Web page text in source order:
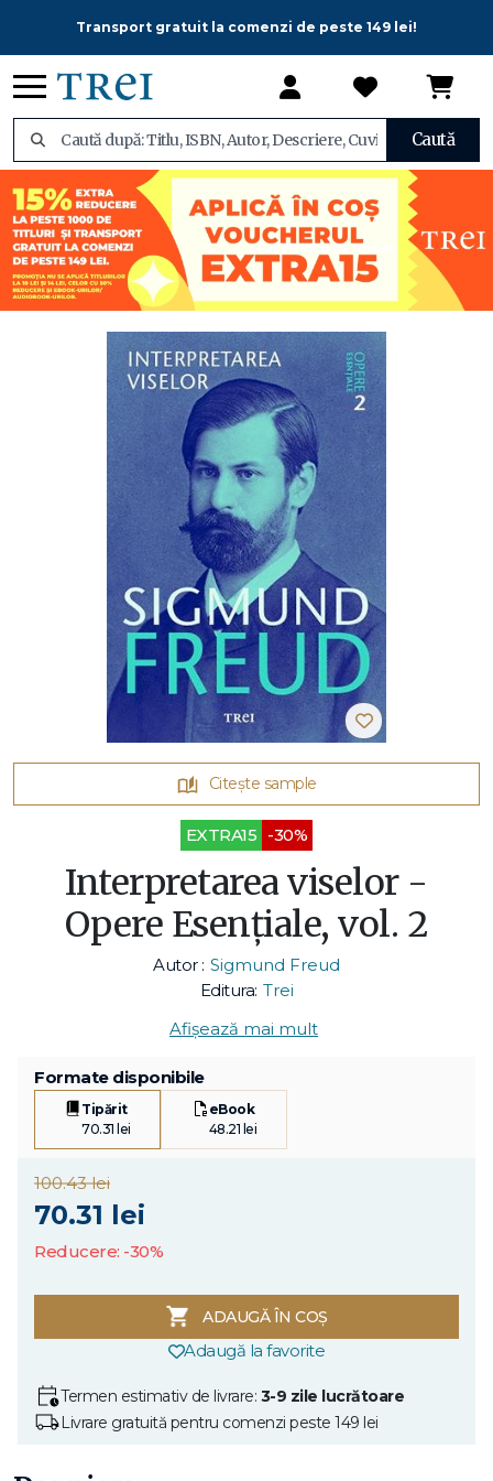
Transport gratuit la comenzi de peste 149 lei!
Caută
Citește sample
EXTRA15 -30%
Interpretarea viselor -
Opere Esenţiale, vol. 2
Autor : Sigmund Freud
Editura: Trei
Afișează mai mult
Formate disponibile
Tipărit
70.31 lei
eBook
48.21 lei
100.43 lei
70.31 lei
Reducere: -30%
ADAUGĂ ÎN COȘ
Adaugă la favorite
Termen estimativ de livrare: 3-9 zile lucrătoare
Livrare gratuită pentru comenzi peste 149 lei